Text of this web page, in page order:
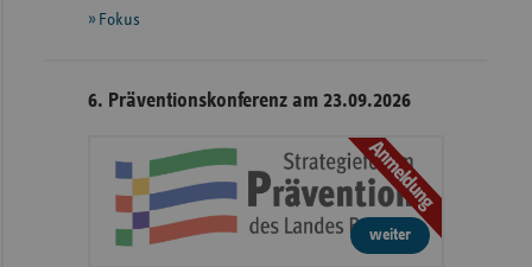
Fokus
6. Präventionskonferenz am 23.09.2026
Anmeldung
weiter